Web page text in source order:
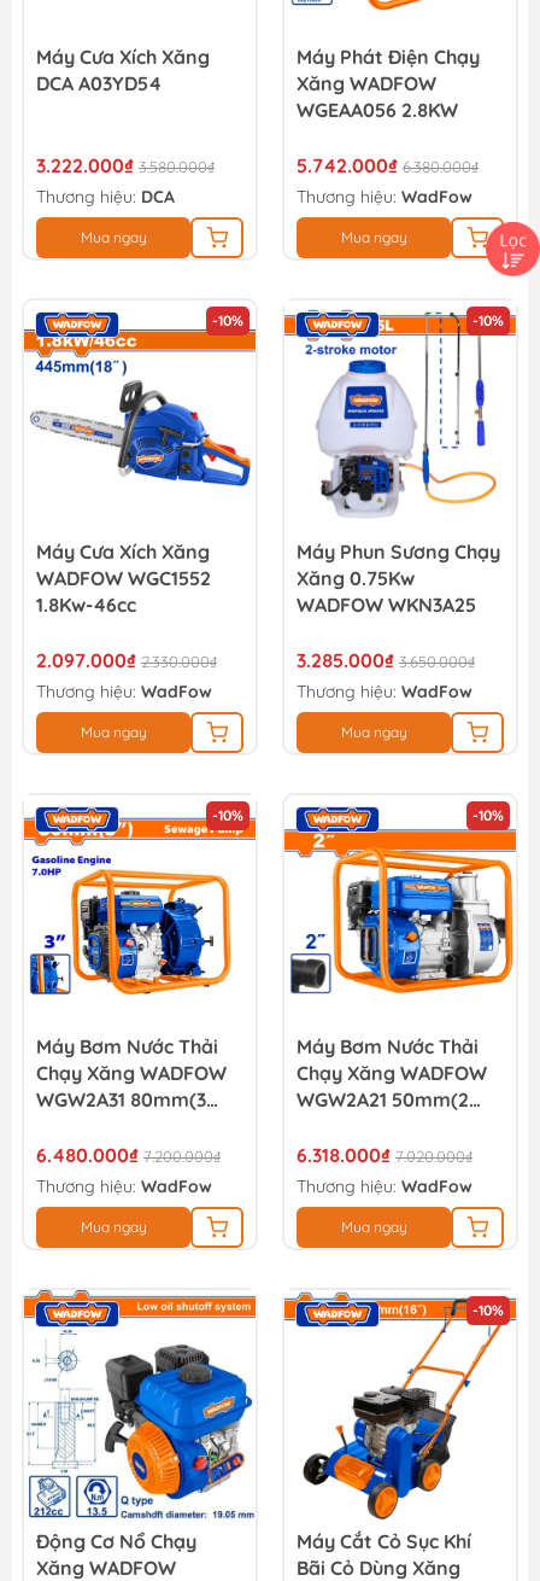
Máy Cưa Xích Xăng
DCA A03YD54
3.222.000₫ 3.580.000₫
Thương hiệu: DCA
Mua ngay
Máy Phát Điện Chạy
Xăng WADFOW
WGEAA056 2.8KW
5.742.000₫ 6.380.000₫
Thương hiệu: WadFow
Mua ngay
-10%
Máy Cưa Xích Xăng
WADFOW WGC1552
1.8Kw-46cc
2.097.000₫ 2.330.000₫
Thương hiệu: WadFow
Mua ngay
-10%
Máy Phun Sương Chạy
Xăng 0.75Kw
WADFOW WKN3A25
3.285.000₫ 3.650.000₫
Thương hiệu: WadFow
Mua ngay
-10%
Máy Bơm Nước Thải
Chạy Xăng WADFOW
WGW2A31 80mm(3
6.480.000₫ 7.200.000₫
Thương hiệu: WadFow
Mua ngay
-10%
Máy Bơm Nước Thải
Chạy Xăng WADFOW
WGW2A21 50mm(2
6.318.000₫ 7.020.000₫
Thương hiệu: WadFow
Mua ngay
Động Cơ Nổ Chạy
Xăng WADFOW
-10%
Máy Cắt Cỏ Sục Khí
Bãi Cỏ Dùng Xăng